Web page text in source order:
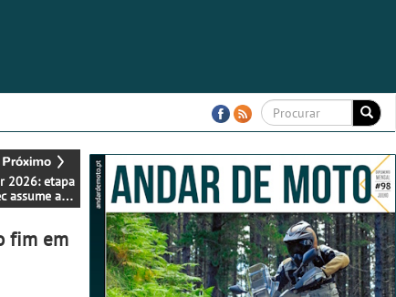
2026: etapa
assume a
fim em